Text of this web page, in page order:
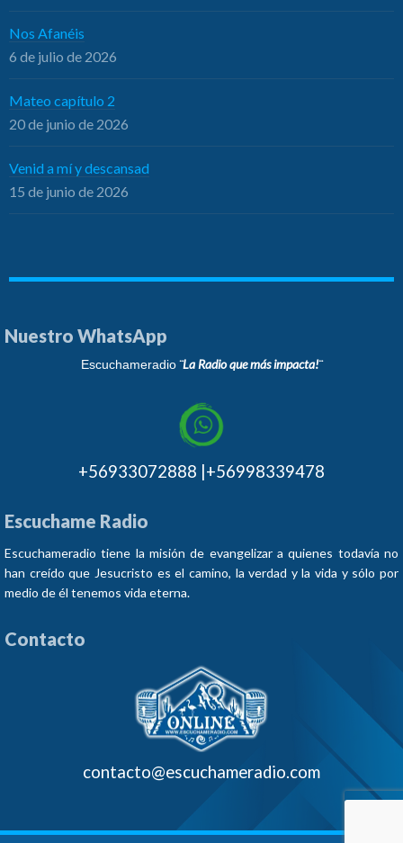
Nos Afanéis
6 de julio de 2026
Mateo capítulo 2
20 de junio de 2026
Venid a mí y descansad
15 de junio de 2026
Nuestro WhatsApp
Escuchameradio¨La Radio que más impacta!¨
+56933072888 |+56998339478
Escuchame Radio
Escuchameradio tiene la misión de evangelizar a quienes todavía no
han creído que Jesucristo es el camino, la verdad y la vida y sólo por
medio de él tenemos vida eterna.
Contacto
contacto@escuchameradio.com